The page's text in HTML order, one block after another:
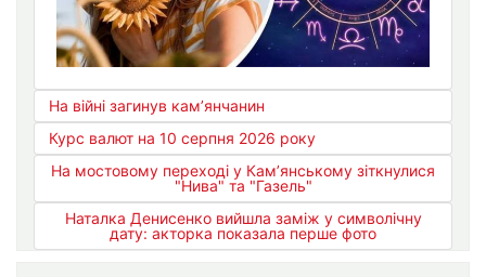
На війні загинув кам’янчанин
Курс валют на 10 серпня 2026 року
На мостовому переході у Кам’янському зіткнулися
"Нива" та "Газель"
Наталка Денисенко вийшла заміж у символічну
дату: акторка показала перше фото